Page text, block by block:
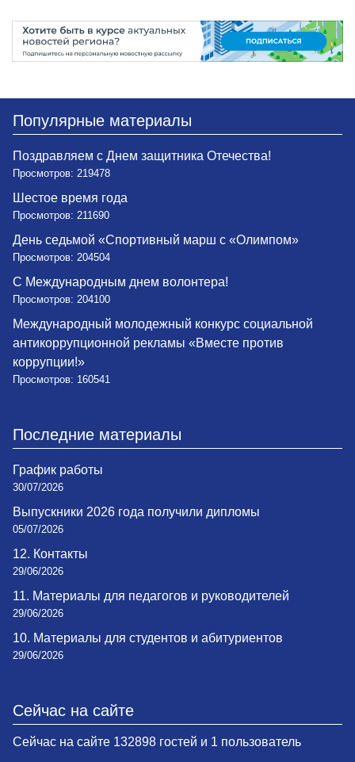
Популярные материалы
Поздравляем с Днем защитника Отечества!
Просмотров: 219478
Шестое время года
Просмотров: 211690
День седьмой «Спортивный марш с «Олимпом»
Просмотров: 204504
С Международным днем волонтера!
Просмотров: 204100
Международный молодежный конкурс социальной
антикоррупционной рекламы «Вместе против
коррупции!»
Просмотров: 160541
Последние материалы
График работы
30/07/2026
Выпускники 2026 года получили дипломы
05/07/2026
12. Контакты
29/06/2026
11. Материалы для педагогов и руководителей
29/06/2026
10. Материалы для студентов и абитуриентов
29/06/2026
Сейчас на сайте
Сейчас на сайте 132898 гостей и 1 пользователь